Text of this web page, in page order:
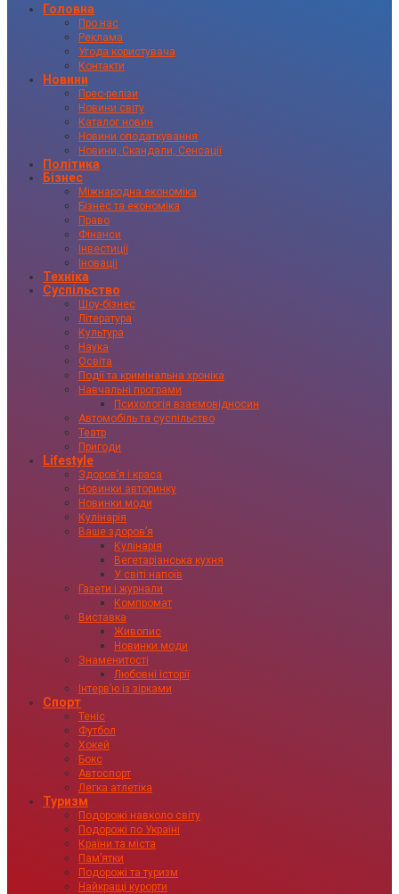
Головна
Про нас
Реклама
Угода користувача
Контакти
Новини
Прес-релізи
Новини світу
Каталог новин
Новини оподаткування
Новини, Скандали, Сенсації
Політика
Бізнес
Міжнародна економіка
Бізнес та економіка
Право
Фінанси
Інвестиції
Іновації
Техніка
Суспільство
Шоу-бізнес
Література
Культура
Наука
Освіта
Події та кримінальна хроніка
Навчальні програми
Психологія взаємовідносин
Автомобіль та суспільство
Театр
Пригоди
Lifestyle
Здоровʼя і краса
Новинки авторинку
Новинки моди
Кулінарія
Ваше здоровʼя
Кулінарія
Вегетаріанська кухня
У світі напоїв
Газети і журнали
Компромат
Виставка
Живопис
Новинки моди
Знаменитості
Любовні історії
Інтервʼю із зірками
Спорт
Теніс
Футбол
Хокей
Бокс
Автоспорт
Легка атлетіка
Туризм
Подорожі навколо світу
Подорожі по Україні
Країни та міста
Пам’ятки
Подорожі та туризм
Найкращі курорти